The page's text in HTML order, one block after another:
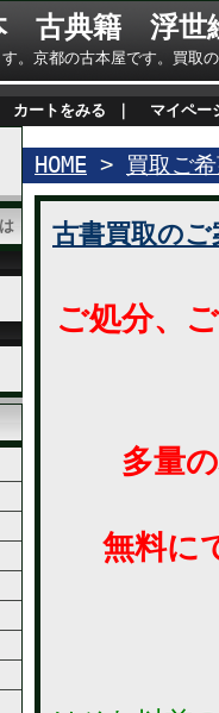
古典籍 浮世
す。京都の古本屋です。買
カートをみる
マイペー
HOME > 買取ご
古書買取のご
ご処分、
多量の
無料に